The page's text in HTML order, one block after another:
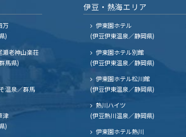
万
)
瀬老神山楽荘
馬県)
温泉／群馬
津
)
伊豆・熱海エリア
伊東園ホテル
(伊豆伊東温泉／静岡県)
伊東園ホテル別館
(伊豆伊東温泉／静岡県)
伊東園ホテル松川館
(伊豆伊東温泉／静岡県)
熱川ハイツ
(伊豆熱川温泉／静岡県)
伊東園ホテル熱川